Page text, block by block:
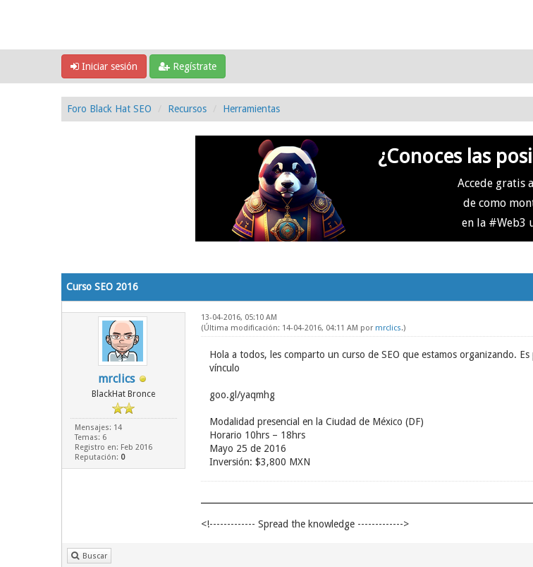
Iniciar sesión Regístrate
Foro Black Hat SEO Recursos Herramientas
¿Conoces las
Accede gratis
de como
en la #Web3
Curso SEO 2016
mrclics
BlackHat Bronce
Mensajes: 14
Temas: 6
Registro en: Feb 2016
Reputación: 0
13-04-2016, 05:10 AM
(Última modificación: 14-04-2016, 04:11 AM por mrclics.)
Hola a todos, les comparto un curso de SEO que estamos organizando.
vínculo
goo.gl/yaqmhg
Modalidad presencial en la Ciudad de México (DF)
Horario 10hrs – 18hrs
Mayo 25 de 2016
Inversión: $3,800 MXN
<!------------- Spread the knowledge ------------->
Buscar